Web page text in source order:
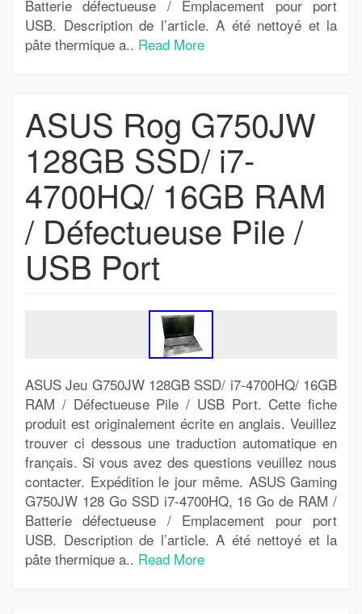
Batterie défectueuse / Emplacement pour port
USB. Description de l’article. A été nettoyé et la
pâte thermique a.. Read More
ASUS Rog G750JW
128GB SSD/ i7-
4700HQ/ 16GB RAM
/ Défectueuse Pile /
USB Port
ASUS Jeu G750JW 128GB SSD/ i7-4700HQ/ 16GB
RAM / Défectueuse Pile / USB Port. Cette fiche
produit est originalement écrite en anglais. Veuillez
trouver ci dessous une traduction automatique en
français. Si vous avez des questions veuillez nous
contacter. Expédition le jour même. ASUS Gaming
G750JW 128 Go SSD i7-4700HQ, 16 Go de RAM /
Batterie défectueuse / Emplacement pour port
USB. Description de l’article. A été nettoyé et la
pâte thermique a.. Read More